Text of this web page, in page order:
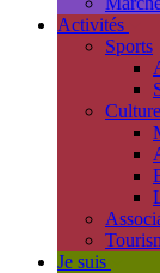
Activités
Sports
Culture
Je suis